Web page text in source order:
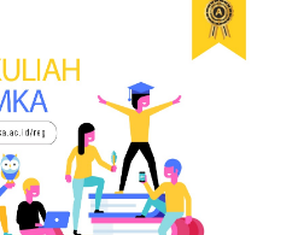
Sat Narkoba Polres Siak
Tenggelam di Hadapan Ibunya
02, 2017
UNCATEGORIZED
Catatkan Obligasi Rp1, 45